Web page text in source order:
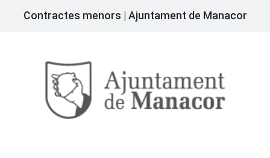
Contractes menors | Ajuntament de Manacor